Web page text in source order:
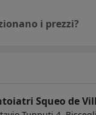
i prezzi?
Squeo de